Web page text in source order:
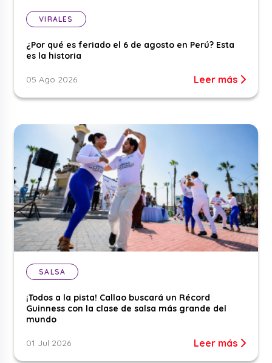
VIRALES
¿Por qué es feriado el 6 de agosto en Perú? Esta
es la historia
05 Ago 2026 Leer más
SALSA
¡Todos a la pista! Callao buscará un Récord
Guinness con la clase de salsa más grande del
mundo
01 Jul 2026 Leer más